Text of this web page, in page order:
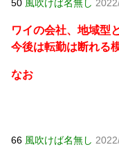
50 風吹けば名無し
ワイの会社、地域型
今後は転勤は断れる
なお
66 風吹けば名無し